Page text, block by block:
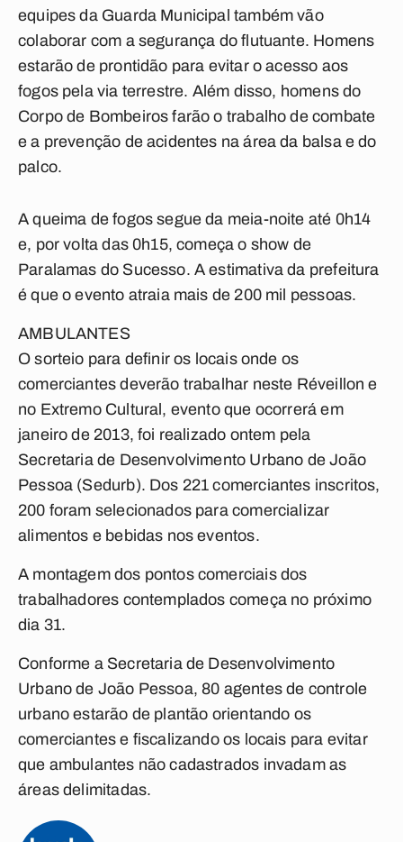
equipes da Guarda Municipal também vão
colaborar com a segurança do flutuante. Homens
estarão de prontidão para evitar o acesso aos
fogos pela via terrestre. Além disso, homens do
Corpo de Bombeiros farão o trabalho de combate
e a prevenção de acidentes na área da balsa e do
palco.
A queima de fogos segue da meia-noite até 0h14
e, por volta das 0h15, começa o show de
Paralamas do Sucesso. A estimativa da prefeitura
é que o evento atraia mais de 200 mil pessoas.
AMBULANTES
O sorteio para definir os locais onde os
comerciantes deverão trabalhar neste Réveillon e
no Extremo Cultural, evento que ocorrerá em
janeiro de 2013, foi realizado ontem pela
Secretaria de Desenvolvimento Urbano de João
Pessoa (Sedurb). Dos 221 comerciantes inscritos,
200 foram selecionados para comercializar
alimentos e bebidas nos eventos.
A montagem dos pontos comerciais dos
trabalhadores contemplados começa no próximo
dia 31.
Conforme a Secretaria de Desenvolvimento
Urbano de João Pessoa, 80 agentes de controle
urbano estarão de plantão orientando os
comerciantes e fiscalizando os locais para evitar
que ambulantes não cadastrados invadam as
áreas delimitadas.